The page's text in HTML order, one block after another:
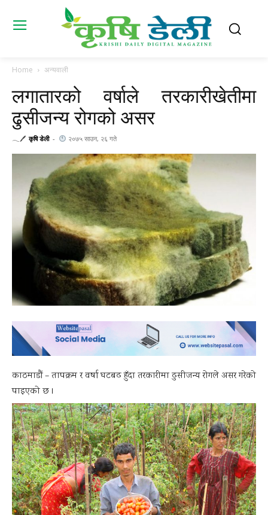
Home अन्यवाली
लगातारको वर्षाले तरकारीखेतीमा
ढुसीजन्य रोगको असर
𓂃🖊 कृषि डेली - २०७५ साउन, २६ गते
काठमाडौं – तापक्रम र वर्षा घटबढ हुँदा तरकारीमा ढुसीजन्य रोगले असर गरेको
पाइएको छ ।